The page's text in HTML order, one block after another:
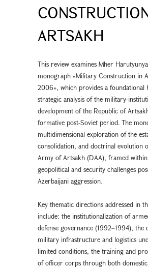
ARTSAKH
This review examines Mher
monograph «Military Construction in
2006», which provides a foundational
strategic analysis of the military-
development of the Republic of
formative post-Soviet period. The
multidimensional exploration of the
consolidation, and doctrinal evolution
Army of Artsakh (DAA), framed
geopolitical and security challenges
Azerbaijani aggression.
Key thematic directions addressed in
include: the institutionalization of
defense governance (1992–1994), the
military infrastructure and logistics
limited conditions, the training and
of officer corps through both